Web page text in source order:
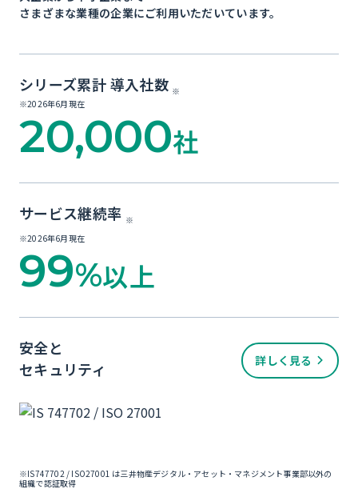
さまざまな業種の企業にご利用いただいています。
シリーズ累計 導入社数 ※
※2026年6月現在
20,000社
サービス継続率 ※
※2026年6月現在
99%以上
安全と
セキュリティ
詳しく見る
※IS747702 / ISO27001 は三井物産デジタル・アセット・マネジメント事業部以外の
組織で認証取得